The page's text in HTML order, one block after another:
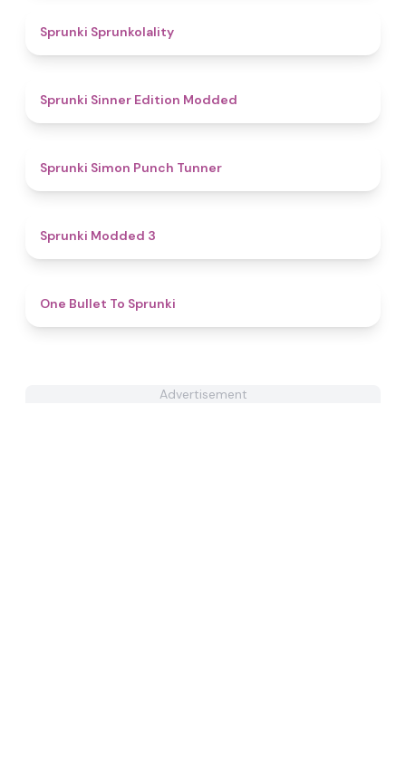
Sprunki Sprunkolality
Sprunki Sinner Edition Modded
Sprunki Simon Punch Tunner
Sprunki Modded 3
One Bullet To Sprunki
Advertisement